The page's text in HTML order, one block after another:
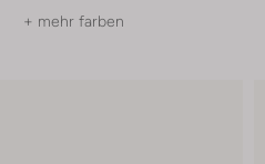
+ mehr farben